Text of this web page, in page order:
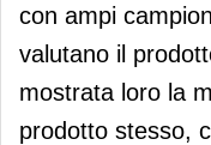
con ampi
valutano il
mostrata loro la
prodotto stesso,